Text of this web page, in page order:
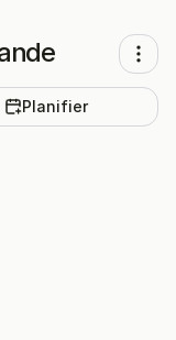
Planifier